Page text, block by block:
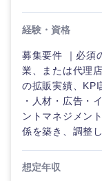
ご希望
経営企
画・事業
企画
ご希望
経営企画・事
経営ボード
ご希望
ご希望
ご希望
希望年収
経験・資格
募集要件 ｜必須
業、または代理
の拡販実績、
・人材・広告・
ントマネジメン
係を築き、調整
想定年収